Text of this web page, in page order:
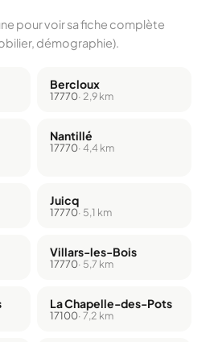
pour voir sa fiche complète
démographie).
Bercloux
17770· 2,9 km
Nantillé
17770· 4,4 km
Juicq
17770· 5,1 km
Villars-les-Bois
17770· 5,7 km
La Chapelle-des-Pots
17100· 7,2 km